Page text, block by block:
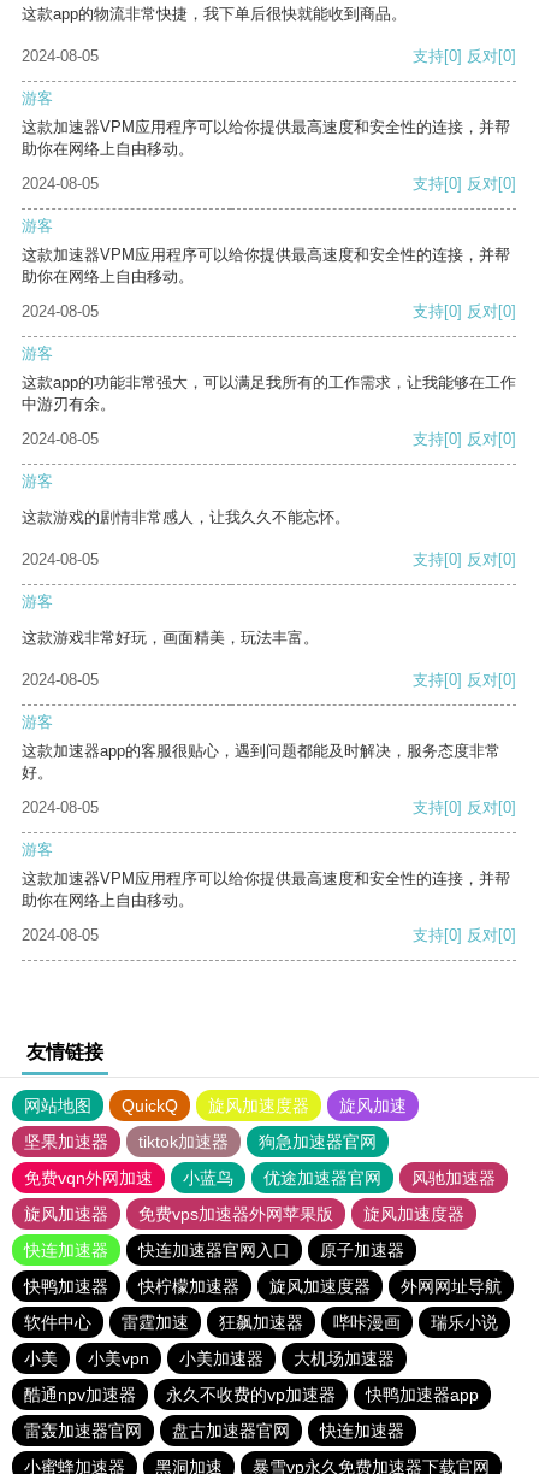
这款app的物流非常快捷，我下单后很快就能收到商品。
2024-08-05 支持[0] 反对[0]
游客
这款加速器VPM应用程序可以给你提供最高速度和安全性的连接，并帮
助你在网络上自由移动。
2024-08-05
支持[0] 反对[0]
游客
这款加速器VPM应用程序可以给你提供最高速度和安全性的连接，并帮
助你在网络上自由移动。
2024-08-05
支持[0] 反对[0]
游客
这款app的功能非常强大，可以满足我所有的工作需求，让我能够在工作
中游刃有余。
2024-08-05
支持[0] 反对[0]
游客
这款游戏的剧情非常感人，让我久久不能忘怀。
2024-08-05 支持[0] 反对[0]
游客
这款游戏非常好玩，画面精美，玩法丰富。
2024-08-05 支持[0] 反对[0]
游客
这款加速器app的客服很贴心，遇到问题都能及时解决，服务态度非常
好。
2024-08-05
支持[0] 反对[0]
游客
这款加速器VPM应用程序可以给你提供最高速度和安全性的连接，并帮
助你在网络上自由移动。
2024-08-05
支持[0] 反对[0]
友情链接
网站地图 QuickQ 旋风加速度器
旋风加速
坚果加速器
tiktok加速器
狗急加速器官网
免费vqn外网加速
小蓝鸟 优途加速器官网
风驰加速器
旋风加速器
免费vps加速器外网苹果版
旋风加速度器
快连加速器
快连加速器官网入口
原子加速器
快鸭加速器
快柠檬加速器 旋风加速度器
外网网址导航
软件中心
雷霆加速 狂飙加速器 哔咔漫画
瑞乐小说
小美
小美vpn 小美加速器
大机场加速器
酷通npv加速器
永久不收费的vp加速器
快鸭加速器app
雷轰加速器官网
盘古加速器官网
快连加速器
小蜜蜂加速器
黑洞加速 暴雪vp永久免费加速器下载官网